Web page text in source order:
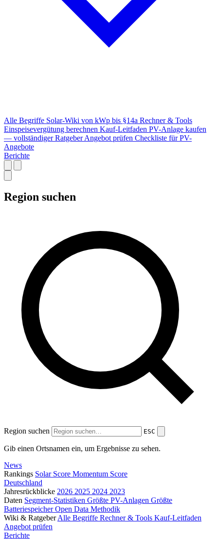
Alle Begriffe Solar-Wiki von kWp bis §14a Rechner & Tools
Einspeisevergütung berechnen Kauf-Leitfaden PV-Anlage kaufen
— vollständiger Ratgeber Angebot prüfen Checkliste für PV-
Angebote
Berichte
Region suchen
Region suchen ESC
Gib einen Ortsnamen ein, um Ergebnisse zu sehen.
News
Rankings Solar Score Momentum Score
Deutschland
Jahresrückblicke 2026 2025 2024 2023
Daten Segment-Statistiken Größte PV-Anlagen Größte
BatteriespeicherOpen Data Methodik
Wiki & Ratgeber Alle Begriffe Rechner & Tools Kauf-Leitfaden
Angebot prüfen
Berichte